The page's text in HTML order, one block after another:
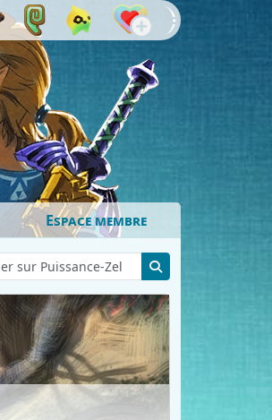
Espace membre